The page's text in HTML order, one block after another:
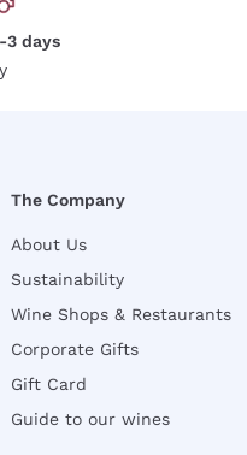
3 days
The Company
About Us
Sustainability
Wine Shops & Restaurants
Corporate Gifts
Gift Card
Guide to our wines